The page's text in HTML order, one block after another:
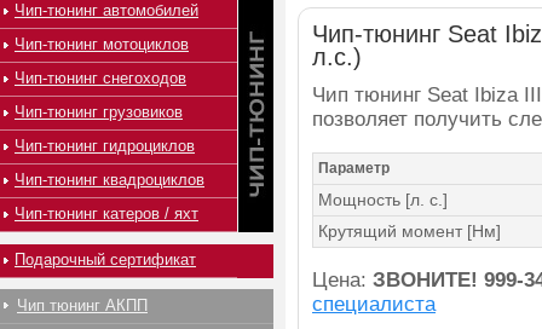
Чип-тюнинг Seat
л.с.)
Чип тюнинг Seat Ibiza
позволяет получить
Параметр
Мощность [л. с.]
Крутящий момент [Нм]
Цена: ЗВОНИТЕ! 999-
специалиста
Чип-тюнинг автомобилей
Чип-тюнинг мотоциклов
Чип-тюнинг снегоходов
Чип-тюнинг грузовиков
Чип-тюнинг гидроциклов
Чип-тюнинг квадроциклов
Чип-тюнинг катеров / яхт
Подарочный сертификат
Чип тюнинг АКПП